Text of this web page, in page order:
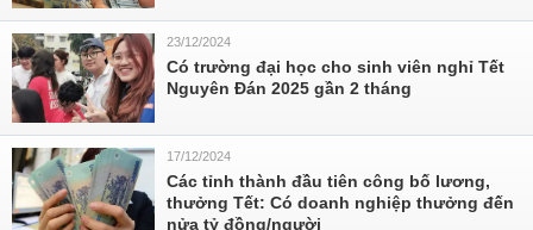
23/12/2024
Có trường đại học cho sinh viên nghỉ Tết
Nguyên Đán 2025 gần 2 tháng
17/12/2024
Các tỉnh thành đầu tiên công bố lương,
thưởng Tết: Có doanh nghiệp thưởng đến
nửa tỷ đồng/người